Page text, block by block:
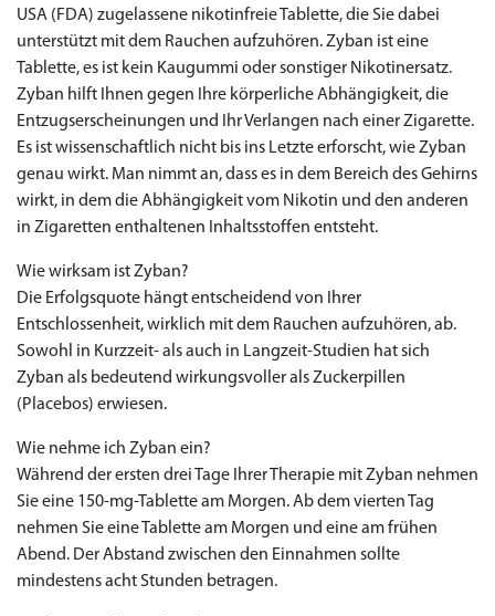
USA (FDA) zugelassene nikotinfreie Tablette, die Sie dabei
unterstützt mit dem Rauchen aufzuhören. Zyban ist eine
Tablette, es ist kein Kaugummi oder sonstiger Nikotinersatz.
Zyban hilft Ihnen gegen Ihre körperliche Abhängigkeit, die
Entzugserscheinungen und Ihr Verlangen nach einer Zigarette.
Es ist wissenschaftlich nicht bis ins Letzte erforscht, wie Zyban
genau wirkt. Man nimmt an, dass es in dem Bereich des Gehirns
wirkt, in dem die Abhängigkeit vom Nikotin und den anderen
in Zigaretten enthaltenen Inhaltsstoffen entsteht.
Wie wirksam ist Zyban?
Die Erfolgsquote hängt entscheidend von Ihrer
Entschlossenheit, wirklich mit dem Rauchen aufzuhören, ab.
Sowohl in Kurzzeit- als auch in Langzeit-Studien hat sich
Zyban als bedeutend wirkungsvoller als Zuckerpillen
(Placebos) erwiesen.
Wie nehme ich Zyban ein?
Während der ersten drei Tage Ihrer Therapie mit Zyban nehmen
Sie eine 150-mg-Tablette am Morgen. Ab dem vierten Tag
nehmen Sie eine Tablette am Morgen und eine am frühen
Abend. Der Abstand zwischen den Einnahmen sollte
mindestens acht Stunden betragen.